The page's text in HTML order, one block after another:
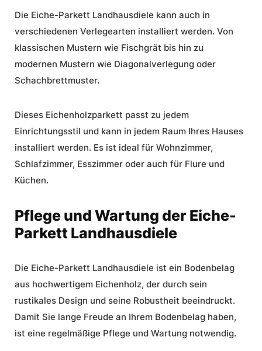
Die Eiche-Parkett Landhausdiele kann auch in
verschiedenen Verlegearten installiert werden. Von
klassischen Mustern wie Fischgrät bis hin zu
modernen Mustern wie Diagonalverlegung oder
Schachbrettmuster.
Dieses Eichenholzparkett passt zu jedem
Einrichtungsstil und kann in jedem Raum Ihres Hauses
installiert werden. Es ist ideal für Wohnzimmer,
Schlafzimmer, Esszimmer oder auch für Flure und
Küchen.
Pflege und Wartung der Eiche-
Parkett Landhausdiele
Die Eiche-Parkett Landhausdiele ist ein Bodenbelag
aus hochwertigem Eichenholz, der durch sein
rustikales Design und seine Robustheit beeindruckt.
Damit Sie lange Freude an Ihrem Bodenbelag haben,
ist eine regelmäßige Pflege und Wartung notwendig.